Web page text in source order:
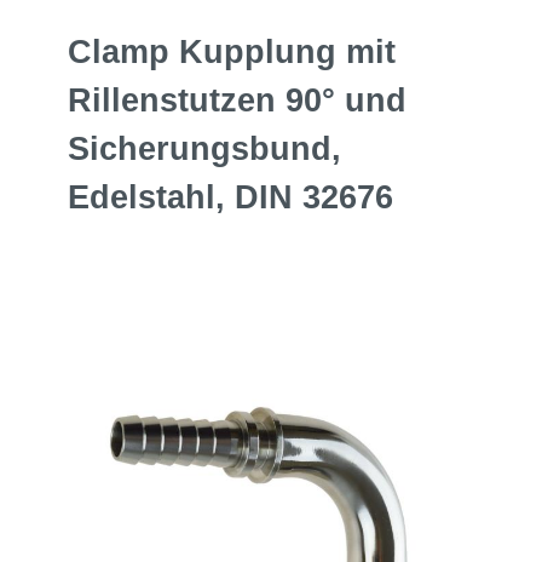
Clamp Kupplung mit
Rillenstutzen 90° und
Sicherungsbund,
Edelstahl, DIN 32676